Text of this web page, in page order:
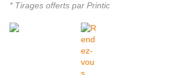
* Tirages offerts par Printic